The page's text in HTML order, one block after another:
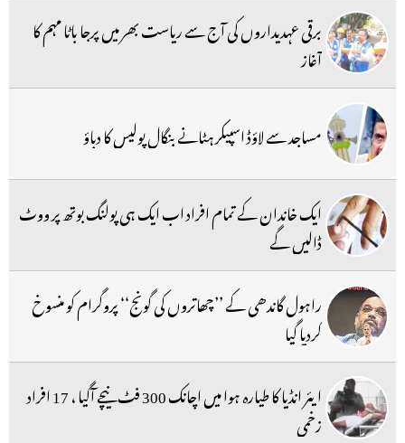
برقی عہدیداروں کی آج سے ریاست بھر میں پرجا باٹا مہم کا
آغاز
مساجد سے لاؤڈ اسپیکر ہٹانے بنگال پولیس کا دباؤ
ایک خاندان کے تمام افراد اب ایک ہی پولنگ بوتھ پر ووٹ
ڈالیں گے
راہول گاندھی کے ’’چھاتروں کی گونج‘‘ پروگرام کو منسوخ
کردیا گیا
ایئر انڈیا کا طیارہ ہوا میں اچانک 300 فٹ نیچے آگیا ، 17 افراد
زخمی